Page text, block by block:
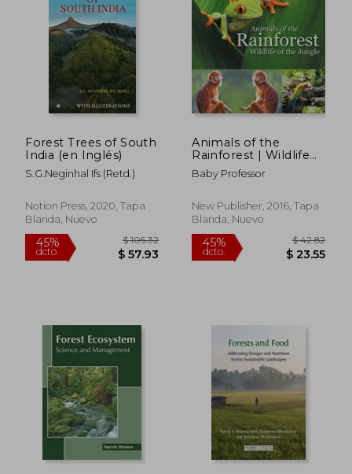
45%
dcto.
45%
dcto.
Forest Trees of South
India (en Inglés)
S.G.Neginhal Ifs (Retd.)
Notion Press, 2020, Tapa
Blanda, Nuevo
Animals of the
Rainforest | Wildlife
of the Jungle |
Encyclopedias for
Baby Professor
New Publisher, 2016, Tapa
Blanda, Nuevo